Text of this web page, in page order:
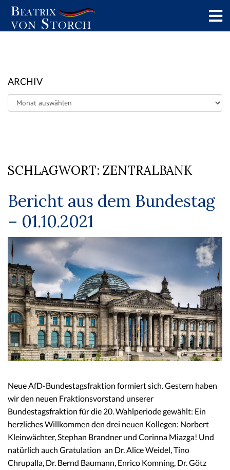
ARCHIV
Archiv
SCHLAGWORT: ZENTRALBANK
Bericht aus dem Bundestag
– 01.10.2021
Neue AfD-Bundestagsfraktion formiert sich. Gestern haben
wir den neuen Fraktionsvorstand unserer
Bundestagsfraktion für die 20. Wahlperiode gewählt: Ein
herzliches Willkommen den drei neuen Kollegen: Norbert
Kleinwächter, Stephan Brandner und Corinna Miazga! Und
natürlich auch Gratulation an Dr. Alice Weidel, Tino
Chrupalla, Dr. Bernd Baumann, Enrico Komning, Dr. Götz